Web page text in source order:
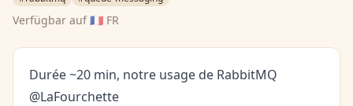
Verfügbar auf🇫🇷 FR
Durée ~20 min, notre usage de RabbitMQ
@LaFourchette